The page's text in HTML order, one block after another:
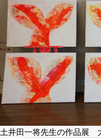
土井田一将先生の作品展